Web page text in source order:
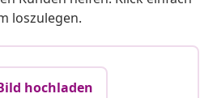
loszulegen.
hochladen